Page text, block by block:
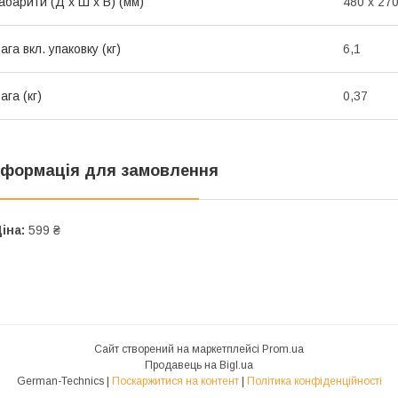
вкл. упаковку (кг) 6,1
(кг) 0,37
для замовлення
599 ₴
Сайт створений на маркетплейсі Prom.ua
Продавець на Bigl.ua
German-Technics | Поскаржитися на контент | Політика конфіденційності